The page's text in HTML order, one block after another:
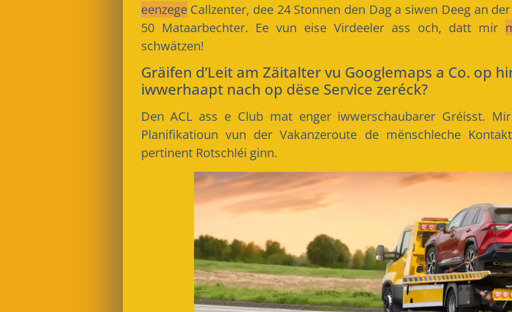
eenzegeCallzenter, dee 24 Stonnen den Dag a siwen Deeg an
50 Mataarbechter. Ee vun eise Virdeeler ass och, datt mir
schwätzen!
Gräifen d’Leit am Zäitalter vu Googlemaps a Co. op
iwwerhaapt nach op dëse Service zeréck?
Den ACL ass e Club mat enger iwwerschaubarer Gréisst.
Planifikatioun vun der Vakanzeroute de mënschleche
pertinent Rotschléi ginn.